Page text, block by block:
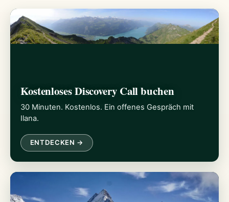
Kostenloses Discovery Call buchen
30 Minuten. Kostenlos. Ein offenes Gespräch mit
Ilana.
ENTDECKEN →